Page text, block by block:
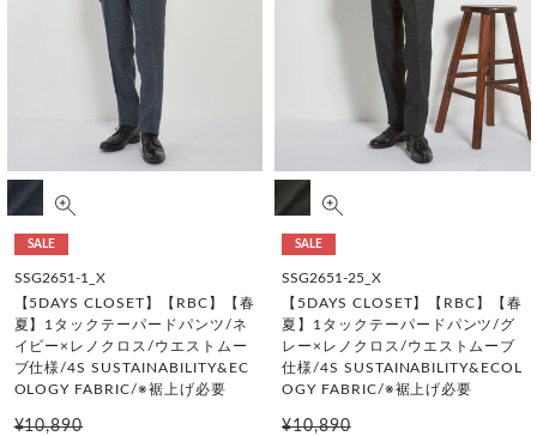
SALE
SSG2651-1_X
【5DAYS CLOSET】【RBC】【春
夏】1タックテーパードパンツ/ネ
イビー×レノクロス/ウエストムー
ブ仕様/4S SUSTAINABILITY&EC
OLOGY FABRIC/※裾上げ必要
¥10,890
SALE
SSG2651-25_X
【5DAYS CLOSET】【RBC】【春
夏】1タックテーパードパンツ/グ
レー×レノクロス/ウエストムーブ
仕様/4S SUSTAINABILITY&ECOL
OGY FABRIC/※裾上げ必要
¥10,890